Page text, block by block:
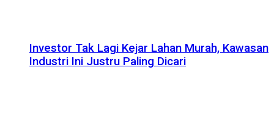
Investor Tak Lagi Kejar Lahan Murah, Kawasan
Industri Ini Justru Paling Dicari